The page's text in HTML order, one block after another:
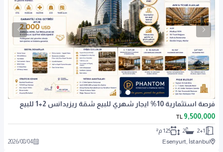
فرصة استثمارية 10% ايجار شهري للبيع شقة ريزيدانس 2+1 للبيع
9,500,000
TL
2+1
2
125 م²
Esenyurt, İstanbul
2026/08/04